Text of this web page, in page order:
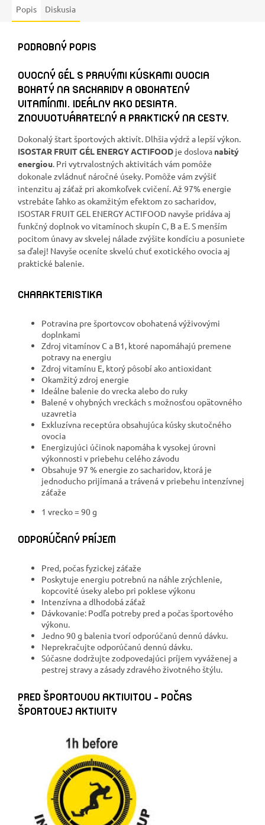
Popis Diskusia
PODROBNÝ POPIS
OVOCNÝ GÉL S PRAVÝMI KÚSKAMI OVOCIA
BOHATÝ NA SACHARIDY A OBOHATENÝ
VITAMÍNMI. IDEÁLNY AKO DESIATA.
ZNOVUOTVÁRATEĽNÝ A PRAKTICKÝ NA CESTY.
Dokonalý štart športových aktivít. Dlhšia výdrž a lepší výkon.
ISOSTAR FRUIT GÉL ENERGY ACTIFOOD je doslova nabitý
energiou. Pri vytrvalostných aktivitách vám pomôže
dokonale zvládnuť náročné úseky. Pomôže vám zvýšiť
intenzitu aj záťaž pri akomkoľvek cvičení. Až 97% energie
vstrebáte ľahko as okamžitým efektom zo sacharidov,
ISOSTAR FRUIT GEL ENERGY ACTIFOOD navyše pridáva aj
funkčný doplnok vo vitamínoch skupín C, B a E. S menším
pocitom únavy av skvelej nálade zvýšite kondíciu a posuniete
sa ďalej! Navyše oceníte skvelú chuť exotického ovocia aj
praktické balenie.
CHARAKTERISTIKA
Potravina pre športovcov obohatená výživovými
doplnkami
Zdroj vitamínov C a B1, ktoré napomáhajú premene
potravy na energiu
Zdroj vitamínu E, ktorý pôsobí ako antioxidant
Okamžitý zdroj energie
Ideálne balenie do vrecka alebo do ruky
Balené v ohybných vreckách s možnosťou opätovného
uzavretia
Exkluzívna receptúra ​​obsahujúca kúsky skutočného
ovocia
Energizujúci účinok napomáha k vysokej úrovni
výkonnosti v priebehu celého závodu
Obsahuje 97 % energie zo sacharidov, ktorá je
jednoducho prijímaná a trávená v priebehu intenzívnej
záťaže
1 vrecko = 90 g
ODPORÚČANÝ PRÍJEM
Pred, počas fyzickej záťaže
Poskytuje energiu potrebnú na náhle zrýchlenie,
kopcovité úseky alebo pri poklese výkonu
Intenzívna a dlhodobá záťaž
Dávkovanie: Podľa potreby pred a počas športového
výkonu.
Jedno 90 g balenia tvorí odporúčanú dennú dávku.
Neprekračujte odporúčanú dennú dávku.
Súčasne dodržujte zodpovedajúci príjem vyváženej a
pestrej stravy a zásady zdravého životného štýlu.
PRED ŠPORTOVOU AKTIVITOU - POČAS
ŠPORTOVEJ AKTIVITY